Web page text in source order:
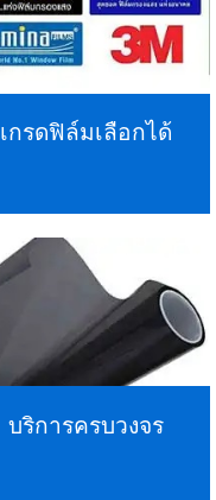
เกรดฟิล์มเลือกได้
บริการครบวงจร